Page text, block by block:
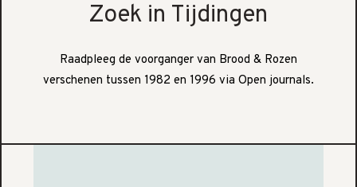
Zoek in Tijdingen
Raadpleeg de voorganger van Brood & Rozen
verschenen tussen 1982 en 1996 via Open journals.